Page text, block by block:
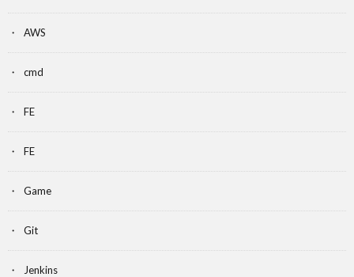
AWS
cmd
FE
FE
Game
Git
Jenkins